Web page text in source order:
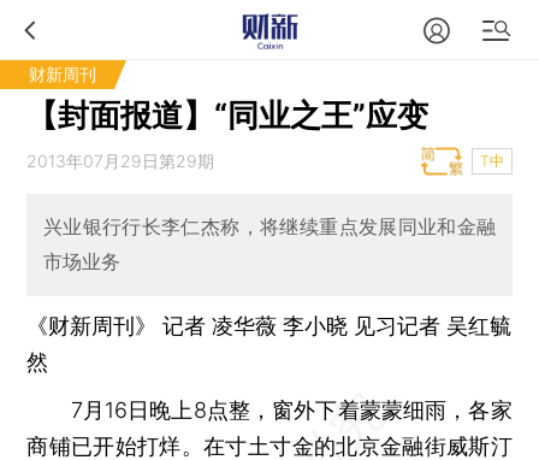
财新周刊
【封面报道】“同业之王”应变
2013年07月29日第29期 T中
兴业银行行长李仁杰称，将继续重点发展同业和金融
市场业务
《财新周刊》 记者凌华薇 李小晓 见习记者 吴红毓
然
7月16日晚上8点整，窗外下着蒙蒙细雨，各家
商铺已开始打烊。在寸土寸金的北京金融街威斯汀